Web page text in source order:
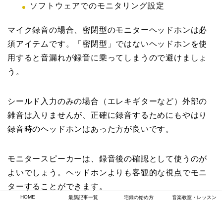
ソフトウェアでのモニタリング設定
マイク録音の場合、密閉型のモニターヘッドホンは必
須アイテムです。「密閉型」ではないヘッドホンを使
用すると音漏れが録音に乗ってしまうので避けましょ
う。
シールド入力のみの場合（エレキギターなど）外部の
雑音は入りませんが、正確に録音するためにもやはり
録音時のヘッドホンはあった方が良いです。
モニタースピーカーは、録音後の確認として使うのが
よいでしょう。ヘッドホンよりも客観的な視点でモニ
ターすることができます。
HOME 最新記事一覧 宅録の始め方 音楽教室・レッスン